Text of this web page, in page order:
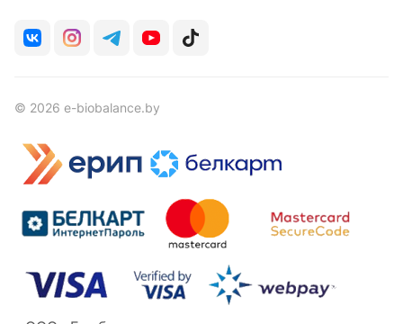
© 2026 e-biobalance.by